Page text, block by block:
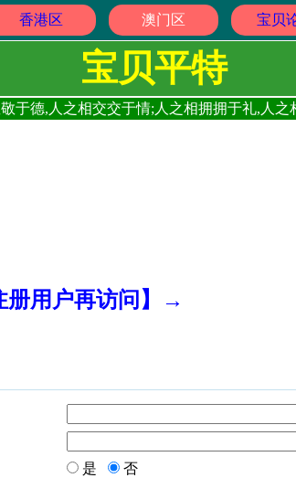
香港区 澳门区 宝贝
宝贝平特
于德,人之相交交于情;人之相拥拥于礼,人
册用户再访问】→
是 否